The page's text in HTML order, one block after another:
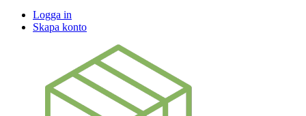
Logga in
Skapa konto